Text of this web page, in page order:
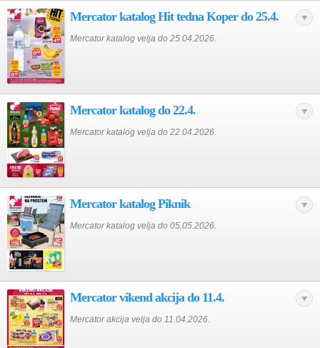
Mercator katalog Hit tedna Koper do 25.4.
Mercator katalog velja do 25.04.2026.
Mercator katalog do 22.4.
Mercator katalog velja do 22.04.2026.
Mercator katalog Piknik
Mercator katalog velja do 05.05.2026.
Mercator vikend akcija do 11.4.
Mercator akcija velja do 11.04.2026.